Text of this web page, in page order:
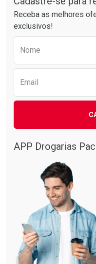
Receba as melhores
exclusivos!
Nome
Email
APP Drogarias